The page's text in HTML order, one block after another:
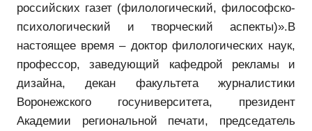
российских газет (филологический, философско-
психологический и творческий аспекты)».В
настоящее время – доктор филологических наук,
профессор, заведующий кафедрой рекламы и
дизайна, декан факультета журналистики
Воронежского госуниверситета, президент
Академии региональной печати, председатель